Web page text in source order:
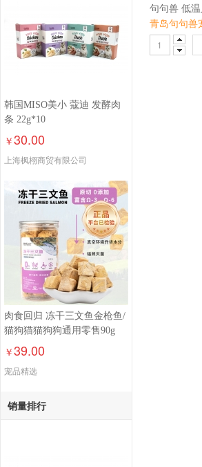
韩国MISO美小 蔻迪 发酵肉
条 22g*10
￥30.00
上海枫栩商贸有限公司
肉食回归 冻干三文鱼金枪鱼/
猫狗猫猫狗狗通用零售90g
￥39.00
宠品精选
销量排行
青岛句句兽